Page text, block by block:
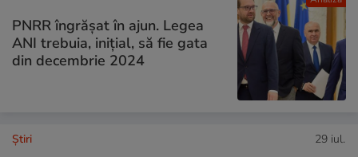
PNRR îngrășat în ajun. Legea
ANI trebuia, inițial, să fie gata
din decembrie 2024
Ştiri 29 iul.